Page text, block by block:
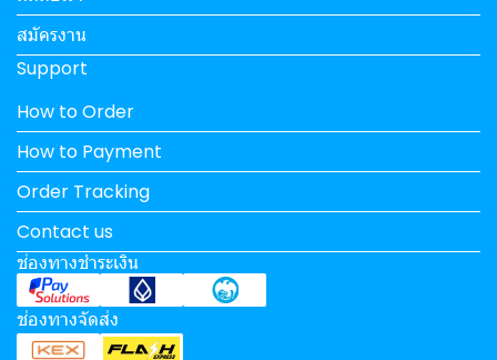
สมัครงาน
Support
How to Order
How to Payment
Order Tracking
Contact us
ช่องทางชำระเงิน
ช่องทางจัดส่ง